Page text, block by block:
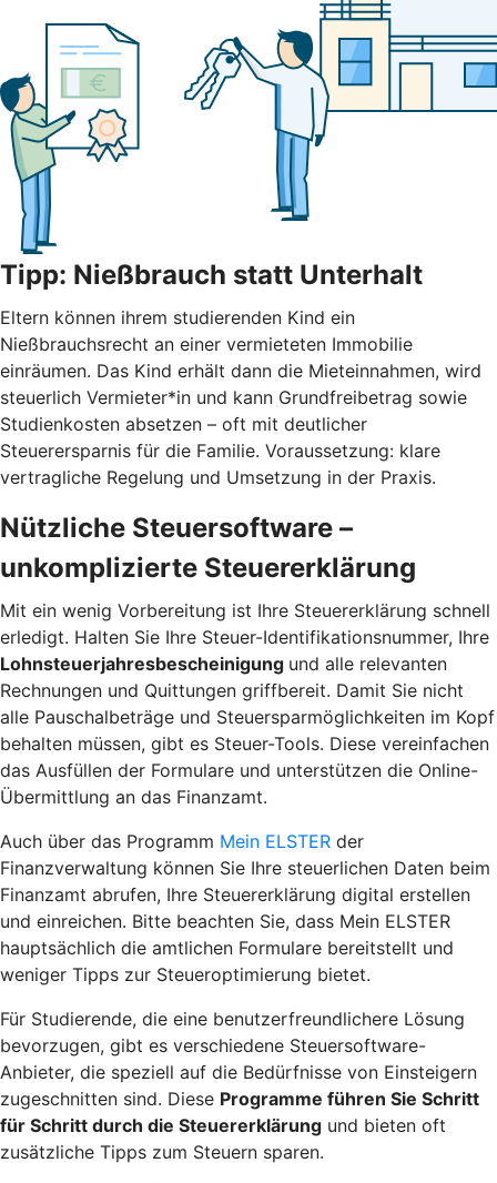
Tipp: Nießbrauch statt Unterhalt
Eltern können ihrem studierenden Kind ein
Nießbrauchsrecht an einer vermieteten Immobilie
einräumen. Das Kind erhält dann die Mieteinnahmen, wird
steuerlich Vermieter*in und kann Grundfreibetrag sowie
Studienkosten absetzen – oft mit deutlicher
Steuerersparnis für die Familie. Voraussetzung: klare
vertragliche Regelung und Umsetzung in der Praxis.
Nützliche Steuersoftware –
unkomplizierte Steuererklärung
Mit ein wenig Vorbereitung ist Ihre Steuererklärung schnell
erledigt. Halten Sie Ihre Steuer-Identifikationsnummer, Ihre
Lohnsteuerjahresbescheinigung und alle relevanten
Rechnungen und Quittungen griffbereit. Damit Sie nicht
alle Pauschalbeträge und Steuersparmöglichkeiten im Kopf
behalten müssen, gibt es Steuer-Tools. Diese vereinfachen
das Ausfüllen der Formulare und unterstützen die Online-
Übermittlung an das Finanzamt.
Auch über das Programm Mein ELSTER der
Finanzverwaltung können Sie Ihre steuerlichen Daten beim
Finanzamt abrufen, Ihre Steuererklärung digital erstellen
und einreichen. Bitte beachten Sie, dass Mein ELSTER
hauptsächlich die amtlichen Formulare bereitstellt und
weniger Tipps zur Steueroptimierung bietet.
Für Studierende, die eine benutzerfreundlichere Lösung
bevorzugen, gibt es verschiedene Steuersoftware-
Anbieter, die speziell auf die Bedürfnisse von Einsteigern
zugeschnitten sind. Diese Programme führen Sie Schritt
für Schritt durch die Steuererklärung und bieten oft
zusätzliche Tipps zum Steuern sparen.